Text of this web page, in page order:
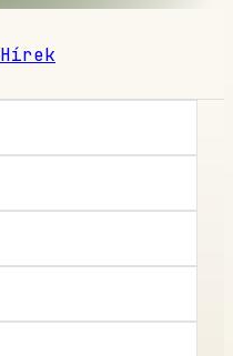
Hírek